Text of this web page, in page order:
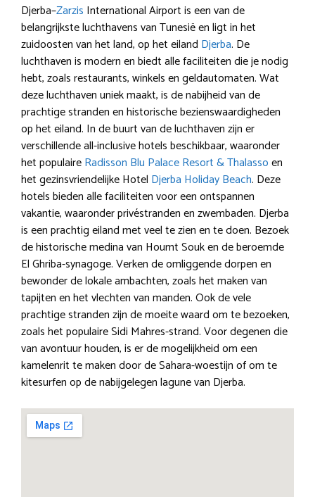
Djerba–Zarzis International Airport is een van de
belangrijkste luchthavens van Tunesië en ligt in het
zuidoosten van het land, op het eiland Djerba. De
luchthaven is modern en biedt alle faciliteiten die je nodig
hebt, zoals restaurants, winkels en geldautomaten. Wat
deze luchthaven uniek maakt, is de nabijheid van de
prachtige stranden en historische bezienswaardigheden
op het eiland. In de buurt van de luchthaven zijn er
verschillende all-inclusive hotels beschikbaar, waaronder
het populaireRadisson Blu Palace Resort & Thalassoen
het gezinsvriendelijke Hotel Djerba Holiday Beach. Deze
hotels bieden alle faciliteiten voor een ontspannen
vakantie, waaronder privéstranden en zwembaden. Djerba
is een prachtig eiland met veel te zien en te doen. Bezoek
de historische medina van Houmt Souk en de beroemde
El Ghriba-synagoge. Verken de omliggende dorpen en
bewonder de lokale ambachten, zoals het maken van
tapijten en het vlechten van manden. Ook de vele
prachtige stranden zijn de moeite waard om te bezoeken,
zoals het populaire Sidi Mahres-strand. Voor degenen die
van avontuur houden, is er de mogelijkheid om een ​​
kamelenrit te maken door de Sahara-woestijn of om te
kitesurfen op de nabijgelegen lagune van Djerba.